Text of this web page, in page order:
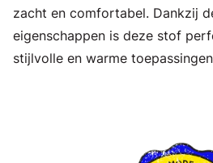
zacht en comfortabel. Dankzij
eigenschappen is deze stof
stijlvolle en warme